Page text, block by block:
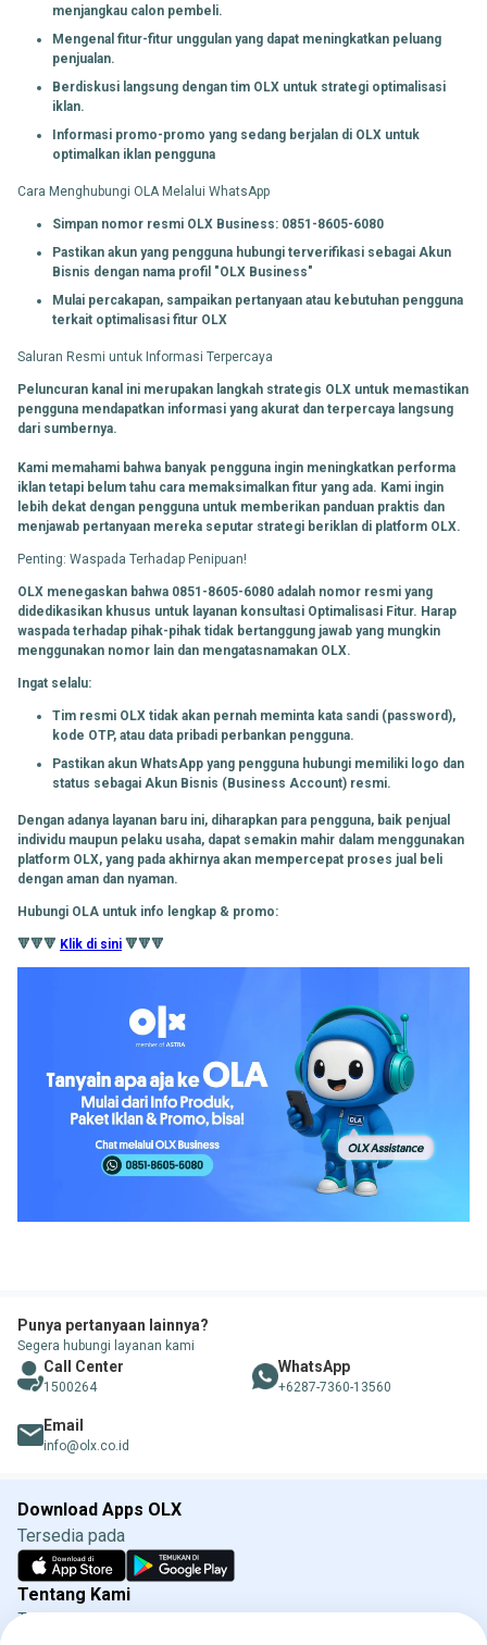
menjangkau calon pembeli.
Mengenal fitur-fitur unggulan yang dapat meningkatkan peluang
penjualan.
Berdiskusi langsung dengan tim OLX untuk strategi optimalisasi
iklan.
Informasi promo-promo yang sedang berjalan di OLX untuk
optimalkan iklan pengguna
Cara Menghubungi OLA Melalui WhatsApp
Simpan nomor resmi OLX Business: 0851-8605-6080
Pastikan akun yang pengguna hubungi terverifikasi sebagai Akun
Bisnis dengan nama profil "OLX Business"
Mulai percakapan, sampaikan pertanyaan atau kebutuhan pengguna
terkait optimalisasi fitur OLX
Saluran Resmi untuk Informasi Terpercaya
Peluncuran kanal ini merupakan langkah strategis OLX untuk memastikan
pengguna mendapatkan informasi yang akurat dan terpercaya langsung
dari sumbernya.
Kami memahami bahwa banyak pengguna ingin meningkatkan performa
iklan tetapi belum tahu cara memaksimalkan fitur yang ada. Kami ingin
lebih dekat dengan pengguna untuk memberikan panduan praktis dan
menjawab pertanyaan mereka seputar strategi beriklan di platform OLX.
Penting: Waspada Terhadap Penipuan!
OLX menegaskan bahwa 0851-8605-6080 adalah nomor resmi yang
didedikasikan khusus untuk layanan konsultasi Optimalisasi Fitur. Harap
waspada terhadap pihak-pihak tidak bertanggung jawab yang mungkin
menggunakan nomor lain dan mengatasnamakan OLX.
Ingat selalu:
Tim resmi OLX tidak akan pernah meminta kata sandi (password),
kode OTP, atau data pribadi perbankan pengguna.
Pastikan akun WhatsApp yang pengguna hubungi memiliki logo dan
status sebagai Akun Bisnis (Business Account) resmi.
Dengan adanya layanan baru ini, diharapkan para pengguna, baik penjual
individu maupun pelaku usaha, dapat semakin mahir dalam menggunakan
platform OLX, yang pada akhirnya akan mempercepat proses jual beli
dengan aman dan nyaman.
Hubungi OLA untuk info lengkap & promo:
🔻🔻🔻 Klik di sini 🔻🔻🔻
Punya pertanyaan lainnya?
Segera hubungi layanan kami
Call Center
1500264
WhatsApp
+6287-7360-13560
Email
info@olx.co.id
Download Apps OLX
Tersedia pada
Tentang Kami
Tentang OLX